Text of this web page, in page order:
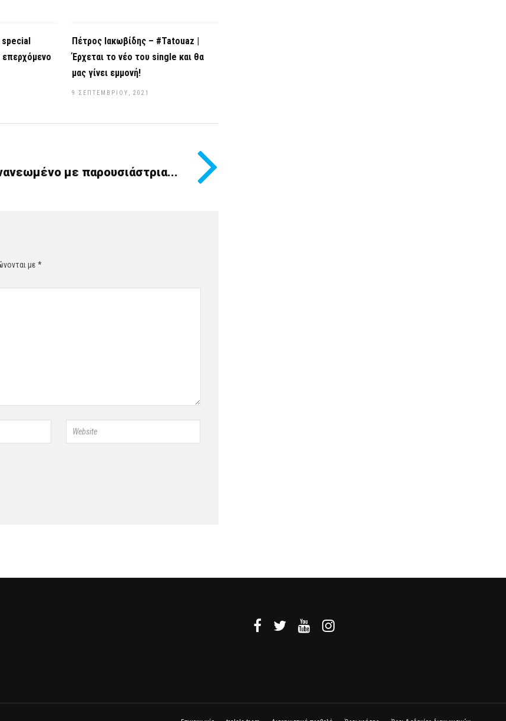
special
Πέτρος Ιακωβίδης – #Tatouaz |
Έρχεται το νέο του single και θα
μας γίνει εμμονή!
9 ΣΕΠΤΕΜΒΡΊΟΥ, 2021
με παρουσιάστρια...
με *